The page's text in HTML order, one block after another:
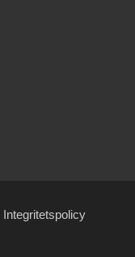
Integritetspolicy